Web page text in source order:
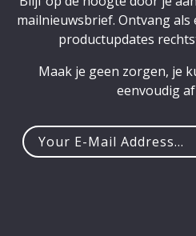
mailnieuwsbrief. Ontvang
productupdates
Maak je geen zorgen, je
eenvoudig